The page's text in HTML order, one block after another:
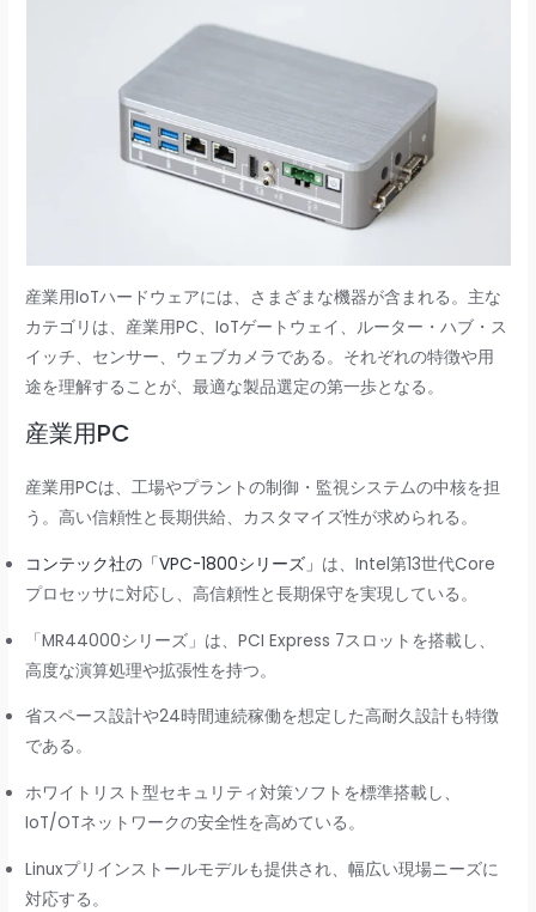
産業用IoTハードウェアには、さまざまな機器が含まれる。主な
カテゴリは、産業用PC、IoTゲートウェイ、ルーター・ハブ・ス
イッチ、センサー、ウェブカメラである。それぞれの特徴や用
途を理解することが、最適な製品選定の第一歩となる。
産業用PC
産業用PCは、工場やプラントの制御・監視システムの中核を担
う。高い信頼性と長期供給、カスタマイズ性が求められる。
コンテック社の「VPC-1800シリーズ」 は、Intel第13世代Core
プロセッサに対応し、高信頼性と長期保守を実現している。
「MR44000シリーズ」は、PCI Express 7スロットを搭載し、
高度な演算処理や拡張性を持つ。
省スペース設計や24時間連続稼働を想定した高耐久設計も特徴
である。
ホワイトリスト型セキュリティ対策ソフトを標準搭載し、
IoT/OTネットワークの安全性を高めている。
Linuxプリインストールモデルも提供され、幅広い現場ニーズに
対応する。